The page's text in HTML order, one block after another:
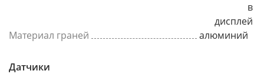
в
дисплей
Материал граней
алюминий
Датчики